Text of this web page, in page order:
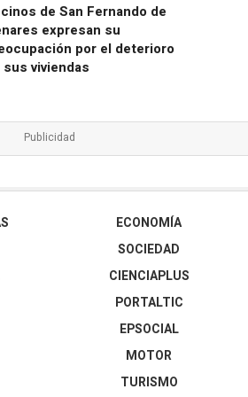
de San Fernando de
expresan su
por el deterioro
sus viviendas
ECONOMÍA
SOCIEDAD
CIENCIAPLUS
PORTALTIC
EPSOCIAL
MOTOR
TURISMO